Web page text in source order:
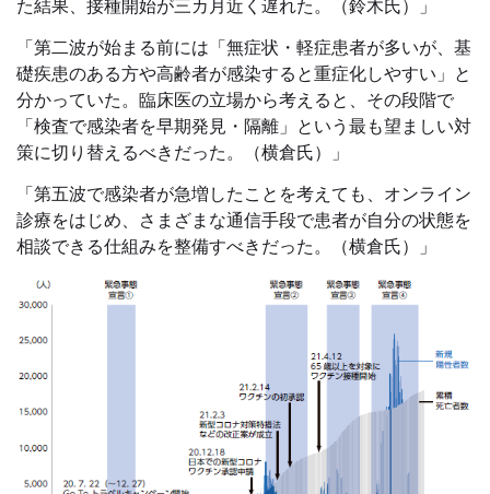
た結果、接種開始が三カ月近く遅れた。（鈴木氏）」
「第二波が始まる前には「無症状・軽症患者が多いが、基
礎疾患のある方や高齢者が感染すると重症化しやすい」と
分かっていた。臨床医の立場から考えると、その段階で
「検査で感染者を早期発見・隔離」という最も望ましい対
策に切り替えるべきだった。（横倉氏）」
「第五波で感染者が急増したことを考えても、オンライン
診療をはじめ、さまざまな通信手段で患者が自分の状態を
相談できる仕組みを整備すべきだった。（横倉氏）」